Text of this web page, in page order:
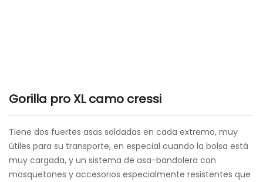
Gorilla pro XL camo cressi
Tiene dos fuertes asas soldadas en cada extremo, muy
útiles para su transporte, en especial cuando la bolsa está
muy cargada, y un sistema de asa-bandolera con
mosquetones y accesorios especialmente resistentes que